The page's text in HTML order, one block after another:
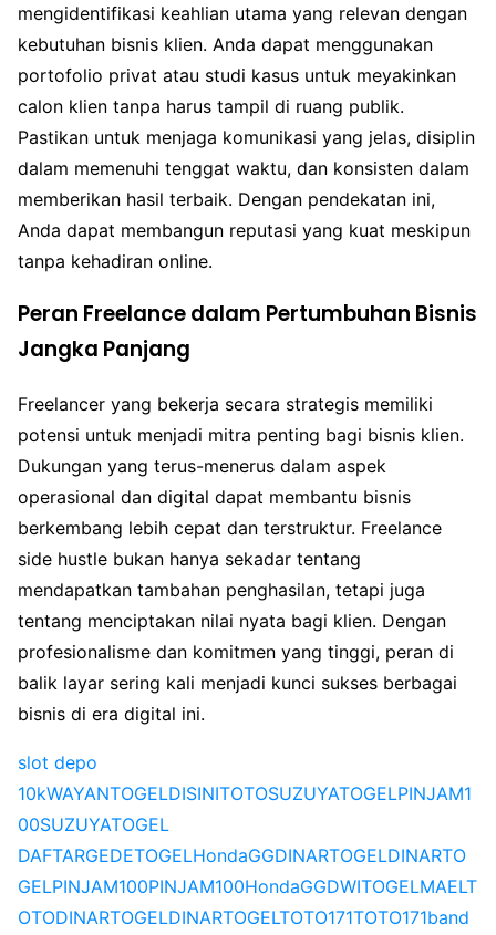
mengidentifikasi keahlian utama yang relevan dengan
kebutuhan bisnis klien. Anda dapat menggunakan
portofolio privat atau studi kasus untuk meyakinkan
calon klien tanpa harus tampil di ruang publik.
Pastikan untuk menjaga komunikasi yang jelas, disiplin
dalam memenuhi tenggat waktu, dan konsisten dalam
memberikan hasil terbaik. Dengan pendekatan ini,
Anda dapat membangun reputasi yang kuat meskipun
tanpa kehadiran online.
Peran Freelance dalam Pertumbuhan Bisnis
Jangka Panjang
Freelancer yang bekerja secara strategis memiliki
potensi untuk menjadi mitra penting bagi bisnis klien.
Dukungan yang terus-menerus dalam aspek
operasional dan digital dapat membantu bisnis
berkembang lebih cepat dan terstruktur. Freelance
side hustle bukan hanya sekadar tentang
mendapatkan tambahan penghasilan, tetapi juga
tentang menciptakan nilai nyata bagi klien. Dengan
profesionalisme dan komitmen yang tinggi, peran di
balik layar sering kali menjadi kunci sukses berbagai
bisnis di era digital ini.
slot depo
10kWAYANTOGELDISINITOTOSUZUYATOGELPINJAM1
00SUZUYATOGEL
DAFTARGEDETOGELHondaGGDINARTOGELDINARTO
GELPINJAM100PINJAM100HondaGGDWITOGELMAELT
OTODINARTOGELDINARTOGELTOTO171TOTO171band